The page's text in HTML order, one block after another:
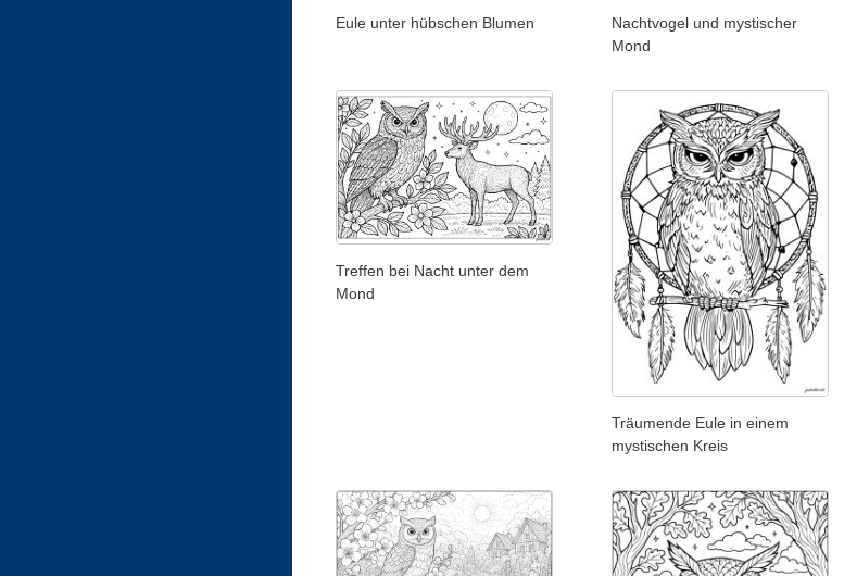
Eule unter hübschen Blumen
Nachtvogel und mystischer
Mond
Treffen bei Nacht unter dem
Mond
Träumende Eule in einem
mystischen Kreis